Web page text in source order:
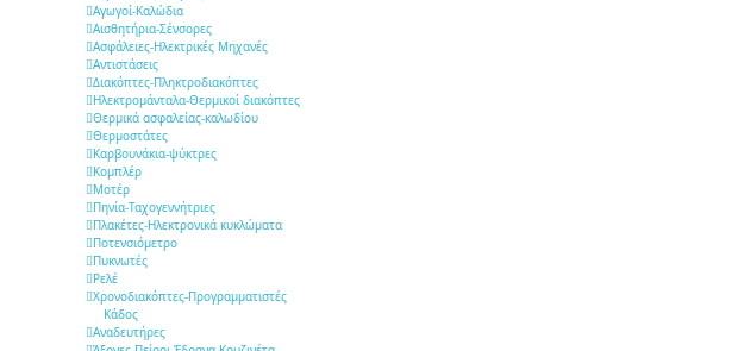
Αγωγοί-Καλώδια
Αισθητήρια-Σένσορες
Ασφάλειες-Ηλεκτρικές Μηχανές
Αντιστάσεις
Διακόπτες-Πληκτροδιακόπτες
Ηλεκτρομάνταλα-Θερμικοί διακόπτες
Θερμικά ασφαλείας-καλωδίου
Θερμοστάτες
Καρβουνάκια-ψύκτρες
Κομπλέρ
Μοτέρ
Πηνία-Ταχογεννήτριες
Πλακέτες-Ηλεκτρονικά κυκλώματα
Ποτενσιόμετρο
Πυκνωτές
Ρελέ
Χρονοδιακόπτες-Προγραμματιστές
Κάδος
Αναδευτήρες